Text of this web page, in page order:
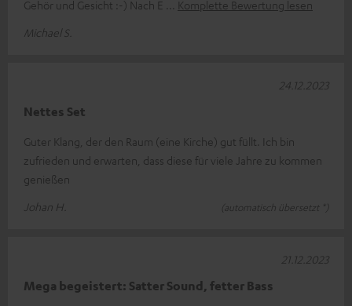
Gehör und Gesicht :-) Nach E
Komplette Bewertung lesen
Michael S.
Nettes Set
Guter Klang, der den Raum (eine Kirche) gut füllt. Ich bin
zufrieden und erwarten, dass diese für viele Jahre zu kommen
genießen
Johan H.
(automatisch übersetzt *)
24.12.2023
Mega begeistert: Satter Sound, fetter Bass
21.12.2023